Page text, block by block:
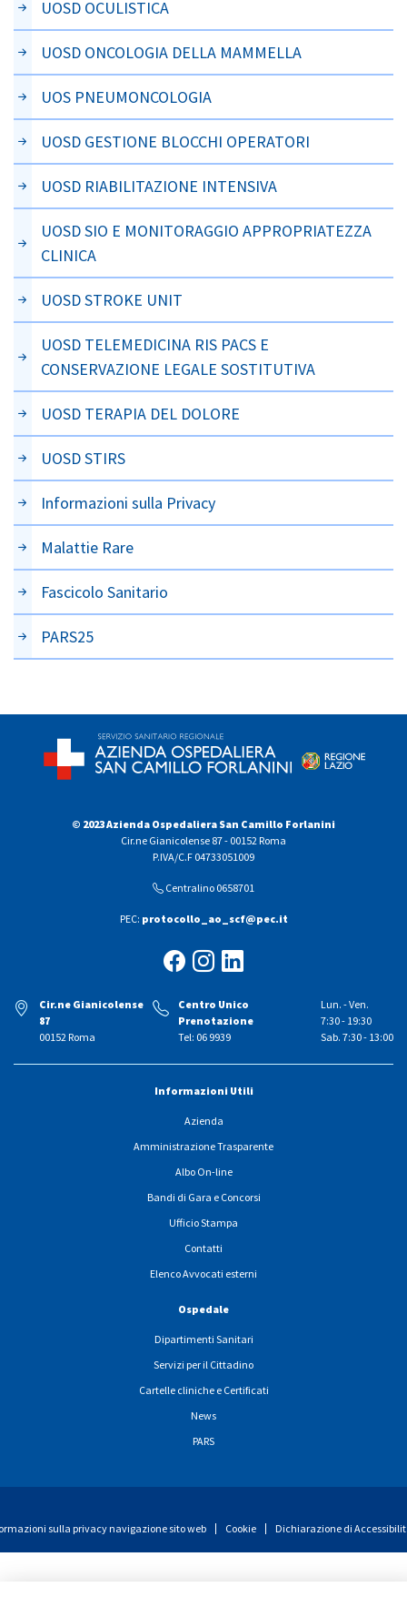
UOSD OCULISTICA
UOSD ONCOLOGIA DELLA MAMMELLA
UOS PNEUMONCOLOGIA
UOSD GESTIONE BLOCCHI OPERATORI
UOSD RIABILITAZIONE INTENSIVA
UOSD SIO E MONITORAGGIO APPROPRIATEZZA
CLINICA
UOSD STROKE UNIT
UOSD TELEMEDICINA RIS PACS E
CONSERVAZIONE LEGALE SOSTITUTIVA
UOSD TERAPIA DEL DOLORE
UOSD STIRS
Informazioni sulla Privacy
Malattie Rare
Fascicolo Sanitario
PARS25
© 2023 Azienda Ospedaliera San Camillo Forlanini
Cir.ne Gianicolense 87 - 00152 Roma
P.IVA/C.F 04733051009
Centralino 0658701
PEC: protocollo_ao_scf@pec.it
Cir.ne Gianicolense
87
00152 Roma
Centro Unico
Prenotazione
Tel: 06 9939
Lun. - Ven.
7:30 - 19:30
Sab. 7:30 - 13:00
Informazioni Utili
Azienda
Amministrazione Trasparente
Albo On-line
Bandi di Gara e Concorsi
Ufficio Stampa
Contatti
Elenco Avvocati esterni
Ospedale
Dipartimenti Sanitari
Servizi per il Cittadino
Cartelle cliniche e Certificati
News
PARS
sulla privacy navigazione sito web Cookie Dichiarazione di